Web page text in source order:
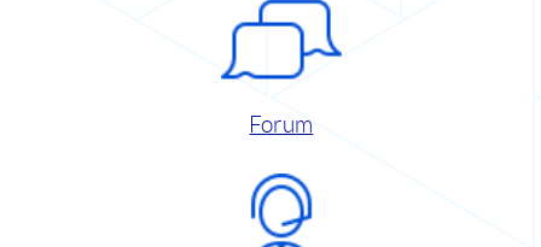
Forum